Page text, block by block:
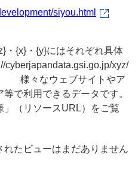
siyou.html
・{x}・{y}にはそれぞれ具体
cyberjapandata.gsi.go.jp/xyz/
様々なウェブサイトやア
で利用できるデータです。
（リソースURL）をご覧
たビューはまだありません